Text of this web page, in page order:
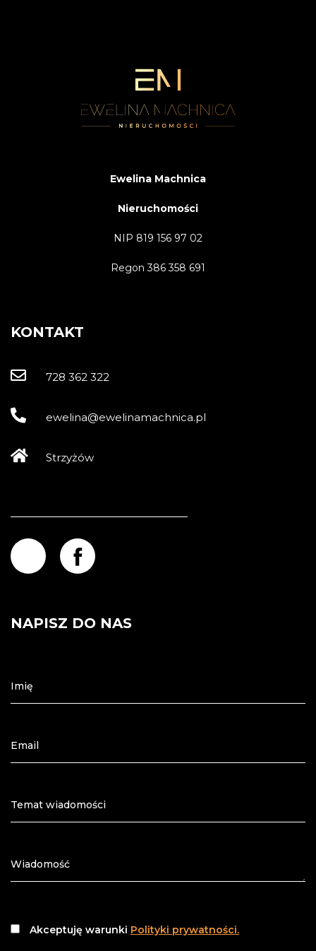
Ewelina Machnica
Nieruchomości
NIP 819 156 97 02
Regon 386 358 691
KONTAKT
728 362 322
ewelina@ewelinamachnica.pl
Strzyżów
NAPISZ DO NAS
Akceptuję warunki Polityki prywatności.